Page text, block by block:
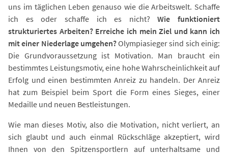
uns im täglichen Leben genauso wie die Arbeitswelt. Schaffe
ich es oder schaffe ich es nicht?Wie funktioniert
strukturiertes Arbeiten? Erreiche ich mein Ziel und kann ich
mit einer Niederlage umgehen?Olympiasieger sind sich einig:
Die Grundvoraussetzung ist Motivation. Man braucht ein
bestimmtes Leistungsmotiv, eine hohe Wahrscheinlichkeit auf
Erfolg und einen bestimmten Anreiz zu handeln. Der Anreiz
hat zum Beispiel beim Sport die Form eines Sieges, einer
Medaille und neuen Bestleistungen.
Wie man dieses Motiv, also die Motivation, nicht verliert, an
sich glaubt und auch einmal Rückschläge akzeptiert, wird
Ihnen von den Spitzensportlern auf unterhaltsame und